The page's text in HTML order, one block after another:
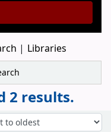
Libraries
2 results.